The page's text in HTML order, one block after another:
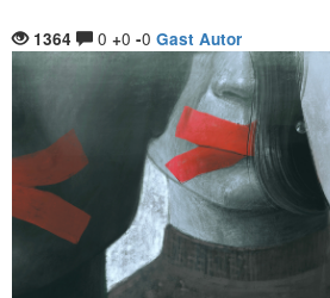
1364 0 +0 -0 Gast Autor